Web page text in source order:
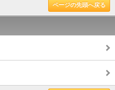
ページの先頭へ戻る